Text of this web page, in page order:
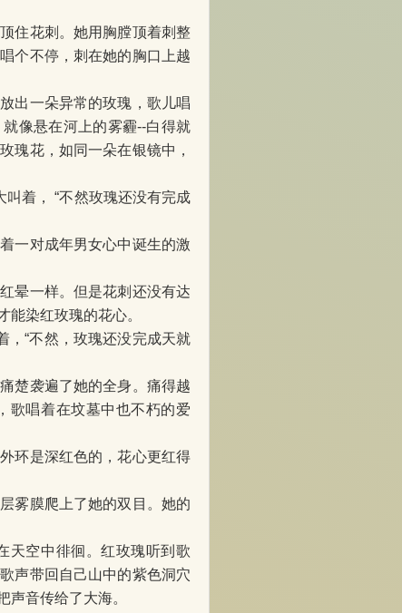
住花刺。她用胸膛顶着刺整
个不停，刺在她的胸口上越
出一朵异常的玫瑰，歌儿唱
像悬在河上的雾霾--白得就
瑰花，如同一朵在银镜中，
着， “不然玫瑰还没有完成
一对成年男女心中诞生的激
晕一样。但是花刺还没有达
染红玫瑰的花心。
，“不然，玫瑰还没完成天就
楚袭遍了她的全身。痛得越
歌唱着在坟墓中也不朽的爱
环是深红色的，花心更红得
雾膜爬上了她的双目。她的
天空中徘徊。红玫瑰听到歌
声带回自己山中的紫色洞穴
音传给了大海。